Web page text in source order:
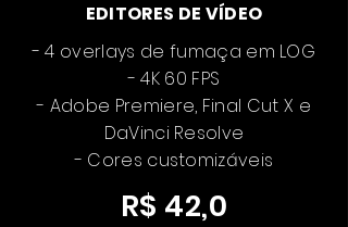
EDITORES DE VÍDEO
- 4 overlays de fumaça em LOG
- 4K 60 FPS
- Adobe Premiere, Final Cut X e
DaVinci Resolve
- Cores customizáveis
R$ 42,0